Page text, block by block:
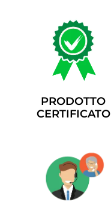
PRODOTTO
CERTIFICATO